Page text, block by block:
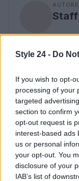
Style 24 - Do
If you wish to opt-
processing of your
targeted
section to confirm
opt-out request is
interest-based ads
us or personal
your opt-out. You
disclosure of your
IAB’s list of
AUTORE
Staff